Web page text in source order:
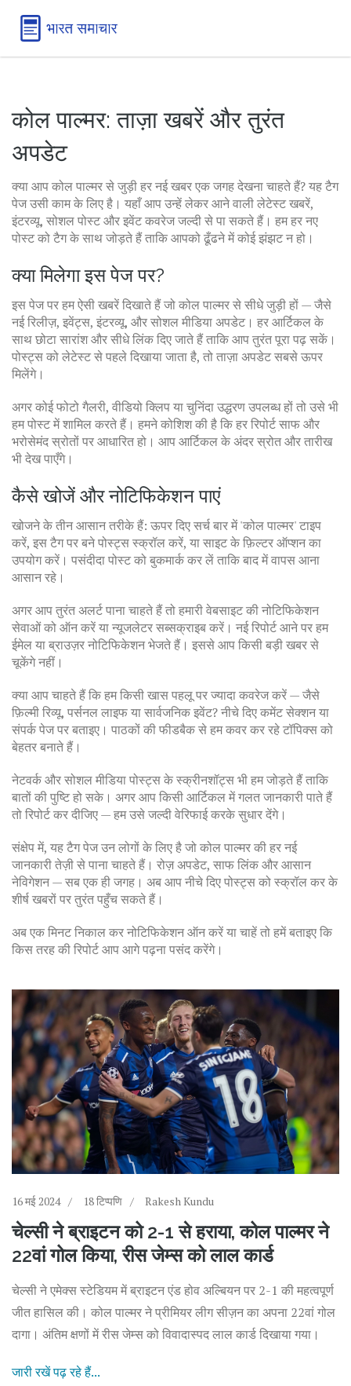
कोल पाल्मर: ताज़ा खबरें और तुरंत
अपडेट
क्या आप कोल पाल्मर से जुड़ी हर नई खबर एक जगह देखना चाहते हैं? यह टैग
पेज उसी काम के लिए है। यहाँ आप उन्हें लेकर आने वाली लेटेस्ट खबरें,
इंटरव्यू, सोशल पोस्ट और इवेंट कवरेज जल्दी से पा सकते हैं। हम हर नए
पोस्ट को टैग के साथ जोड़ते हैं ताकि आपको ढूँढने में कोई झंझट न हो।
क्या मिलेगा इस पेज पर?
इस पेज पर हम ऐसी खबरें दिखाते हैं जो कोल पाल्मर से सीधे जुड़ी हों — जैसे
नई रिलीज़, इवेंट्स, इंटरव्यू, और सोशल मीडिया अपडेट। हर आर्टिकल के
साथ छोटा सारांश और सीधे लिंक दिए जाते हैं ताकि आप तुरंत पूरा पढ़ सकें।
पोस्ट्स को लेटेस्ट से पहले दिखाया जाता है, तो ताज़ा अपडेट सबसे ऊपर
मिलेंगे।
अगर कोई फोटो गैलरी, वीडियो क्लिप या चुनिंदा उद्धरण उपलब्ध हों तो उसे भी
हम पोस्ट में शामिल करते हैं। हमने कोशिश की है कि हर रिपोर्ट साफ और
भरोसेमंद स्रोतों पर आधारित हो। आप आर्टिकल के अंदर स्रोत और तारीख
भी देख पाएँगे।
कैसे खोजें और नोटिफिकेशन पाएं
खोजने के तीन आसान तरीके हैं: ऊपर दिए सर्च बार में 'कोल पाल्मर' टाइप
करें, इस टैग पर बने पोस्ट्स स्क्रॉल करें, या साइट के फ़िल्टर ऑप्शन का
उपयोग करें। पसंदीदा पोस्ट को बुकमार्क कर लें ताकि बाद में वापस आना
आसान रहे।
अगर आप तुरंत अलर्ट पाना चाहते हैं तो हमारी वेबसाइट की नोटिफिकेशन
सेवाओं को ऑन करें या न्यूजलेटर सब्सक्राइब करें। नई रिपोर्ट आने पर हम
ईमेल या ब्राउज़र नोटिफिकेशन भेजते हैं। इससे आप किसी बड़ी खबर से
चूकेंगे नहीं।
क्या आप चाहते हैं कि हम किसी खास पहलू पर ज्यादा कवरेज करें — जैसे
फ़िल्मी रिव्यू, पर्सनल लाइफ या सार्वजनिक इवेंट? नीचे दिए कमेंट सेक्शन या
संपर्क पेज पर बताइए। पाठकों की फीडबैक से हम कवर कर रहे टॉपिक्स को
बेहतर बनाते हैं।
नेटवर्क और सोशल मीडिया पोस्ट्स के स्क्रीनशॉट्स भी हम जोड़ते हैं ताकि
बातों की पुष्टि हो सके। अगर आप किसी आर्टिकल में गलत जानकारी पाते हैं
तो रिपोर्ट कर दीजिए — हम उसे जल्दी वेरिफाई करके सुधार देंगे।
संक्षेप में, यह टैग पेज उन लोगों के लिए है जो कोल पाल्मर की हर नई
जानकारी तेज़ी से पाना चाहते हैं। रोज़ अपडेट, साफ लिंक और आसान
नेविगेशन — सब एक ही जगह। अब आप नीचे दिए पोस्ट्स को स्क्रॉल कर के
शीर्ष खबरों पर तुरंत पहुँच सकते हैं।
अब एक मिनट निकाल कर नोटिफिकेशन ऑन करें या चाहें तो हमें बताइए कि
किस तरह की रिपोर्ट आप आगे पढ़ना पसंद करेंगे।
16 मई 2024 18 टिप्पणि Rakesh Kundu
चेल्सी ने ब्राइटन को 2-1 से हराया, कोल पाल्मर ने
22वां गोल किया, रीस जेम्स को लाल कार्ड
चेल्सी ने एमेक्स स्टेडियम में ब्राइटन एंड होव अल्बियन पर 2-1 की महत्वपूर्ण
जीत हासिल की। कोल पाल्मर ने प्रीमियर लीग सीज़न का अपना 22वां गोल
दागा। अंतिम क्षणों में रीस जेम्स को विवादास्पद लाल कार्ड दिखाया गया।
जारी रखें पढ़ रहे हैं...